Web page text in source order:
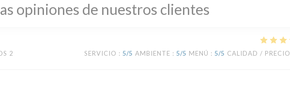
opiniones de nuestros clientes
2 SERVICIO : 5/5 AMBIENTE : 5/5 MENÚ : 5/5 CALIDAD / PRECIO